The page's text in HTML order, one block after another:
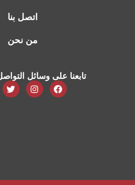
اتصل بنا
من نحن
تابعنا على وسائل